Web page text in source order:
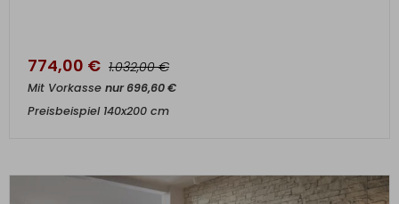
774,00 € 1.032,00€
Mit Vorkasse nur696,60€
Preisbeispiel 140x200 cm